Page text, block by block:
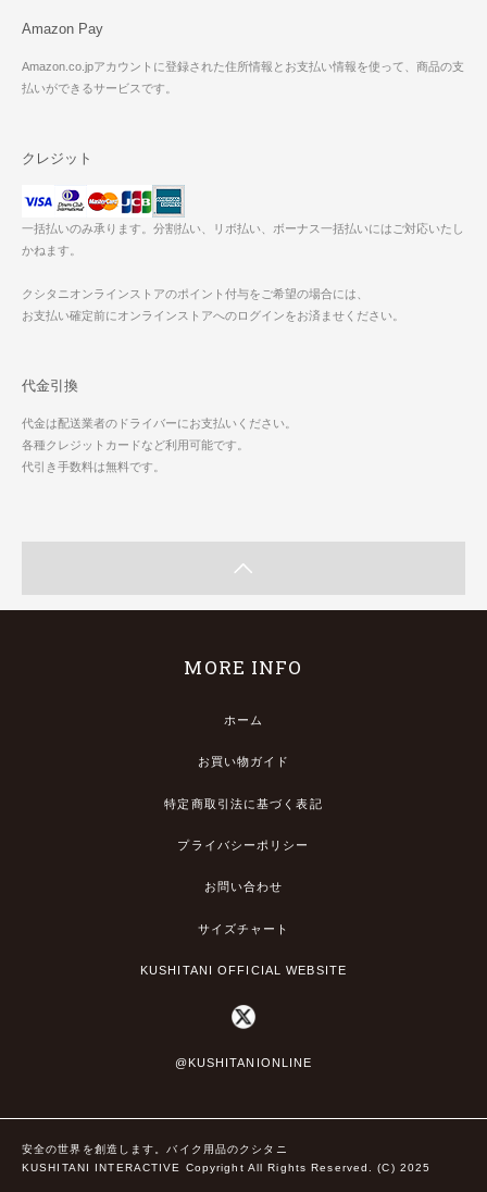
Amazon Pay
Amazon.co.jpアカウントに登録された住所情報とお支払い情報を使って、商品の支
払いができるサービスです。
クレジット
一括払いのみ承ります。分割払い、リボ払い、ボーナス一括払いにはご対応いたし
かねます。
クシタニオンラインストアのポイント付与をご希望の場合には、
お支払い確定前にオンラインストアへのログインをお済ませください。
代金引換
代金は配送業者のドライバーにお支払いください。
各種クレジットカードなど利用可能です。
代引き手数料は無料です。
MORE INFO
ホーム
お買い物ガイド
特定商取引法に基づく表記
プライバシーポリシー
お問い合わせ
サイズチャート
KUSHITANI OFFICIAL WEBSITE
@KUSHITANIONLINE
安全の世界を創造します。バイク用品のクシタニ
KUSHITANI INTERACTIVE Copyright All Rights Reserved. (C) 2025